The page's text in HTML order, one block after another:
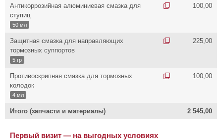
Антикоррозийная алюминиевая смазка для
ступиц
50 мл
100,00
Защитная смазка для направляющих
тормозных суппортов
5 гр
225,00
Противоскрипная смазка для тормозных
колодок
4 мл
100,00
Итого (запчасти и материалы) 2 545,00
Первый визит — на выгодных условиях